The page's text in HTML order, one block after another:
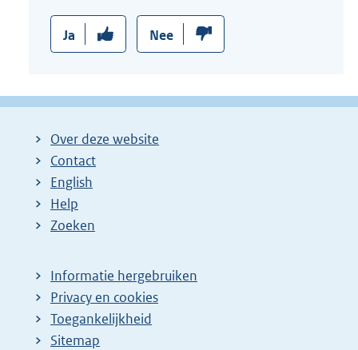
:
Ja Nee
Over deze website
Contact
English
Help
Zoeken
Informatie hergebruiken
Privacy en cookies
Toegankelijkheid
Sitemap